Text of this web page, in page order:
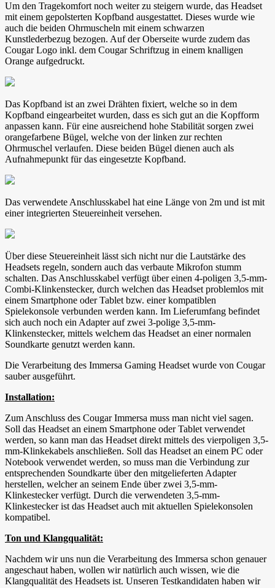
Um den Tragekomfort noch weiter zu steigern wurde, das Headset
mit einem gepolsterten Kopfband ausgestattet. Dieses wurde wie
auch die beiden Ohrmuscheln mit einem schwarzen
Kunstlederbezug bezogen. Auf der Oberseite wurde zudem das
Cougar Logo inkl. dem Cougar Schriftzug in einem knalligen
Orange aufgedruckt.
Das Kopfband ist an zwei Drähten fixiert, welche so in dem
Kopfband eingearbeitet wurden, dass es sich gut an die Kopfform
anpassen kann. Für eine ausreichend hohe Stabilität sorgen zwei
orangefarbene Bügel, welche von der linken zur rechten
Ohrmuschel verlaufen. Diese beiden Bügel dienen auch als
Aufnahmepunkt für das eingesetzte Kopfband.
Das verwendete Anschlusskabel hat eine Länge von 2m und ist mit
einer integrierten Steuereinheit versehen.
Über diese Steuereinheit lässt sich nicht nur die Lautstärke des
Headsets regeln, sondern auch das verbaute Mikrofon stumm
schalten. Das Anschlusskabel verfügt über einen 4-poligen 3,5-mm-
Combi-Klinkenstecker, durch welchen das Headset problemlos mit
einem Smartphone oder Tablet bzw. einer kompatiblen
Spielekonsole verbunden werden kann. Im Lieferumfang befindet
sich auch noch ein Adapter auf zwei 3-polige 3,5-mm-
Klinkenstecker, mittels welchem das Headset an einer normalen
Soundkarte genutzt werden kann.
Die Verarbeitung des Immersa Gaming Headset wurde von Cougar
sauber ausgeführt.
Installation:
Zum Anschluss des Cougar Immersa muss man nicht viel sagen.
Soll das Headset an einem Smartphone oder Tablet verwendet
werden, so kann man das Headset direkt mittels des vierpoligen 3,5-
mm-Klinkekabels anschließen. Soll das Headset an einem PC oder
Notebook verwendet werden, so muss man die Verbindung zur
entsprechenden Soundkarte über den mitgelieferten Adapter
herstellen, welcher an seinem Ende über zwei 3,5-mm-
Klinkestecker verfügt. Durch die verwendeten 3,5-mm-
Klinkestecker ist das Headset auch mit aktuellen Spielekonsolen
kompatibel.
Ton und Klangqualität:
Nachdem wir uns nun die Verarbeitung des Immersa schon genauer
angeschaut haben, wollen wir natürlich auch wissen, wie die
Klangqualität des Headsets ist. Unseren Testkandidaten haben wir